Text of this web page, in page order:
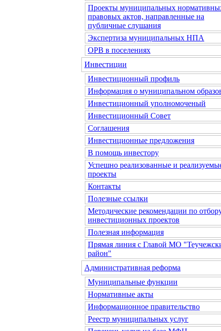
Проекты муниципальных
правовых актов, направленные на
публичные слушания
Экспертиза муниципальных НПА
ОРВ в поселениях
Инвестиции
Инвестиционный профиль
Информация о муниципальном
Инвестиционный уполномоченый
Инвестиционный Совет
Соглашения
Инвестиционные предложения
В помощь инвестору
Успешно реализованные и
проекты
Контакты
Полезные ссылки
Методические рекомендации по
инвестиционных проектов
Полезная информация
Прямая линия с Главой МО
район"
Административная реформа
Муниципальные функции
Нормативные акты
Информационное правительство
Реестр муниципальных услуг